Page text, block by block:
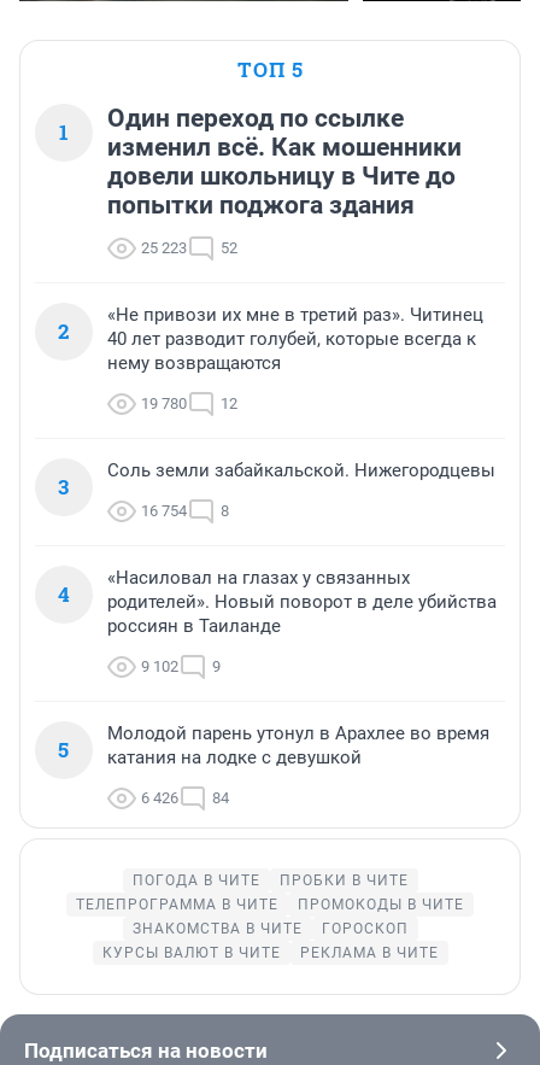
ТОП 5
1
Один переход по ссылке
изменил всё. Как мошенники
довели школьницу в Чите до
попытки поджога здания
25 223 52
2
«Не привози их мне в третий раз». Читинец
40 лет разводит голубей, которые всегда к
нему возвращаются
19 780 12
3
Соль земли забайкальской. Нижегородцевы
16 754 8
4
«Насиловал на глазах у связанных
родителей». Новый поворот в деле убийства
россиян в Таиланде
9 102 9
5
Молодой парень утонул в Арахлее во время
катания на лодке с девушкой
6 426 84
ПОГОДА В ЧИТЕ
ПРОБКИ В ЧИТЕ
ТЕЛЕПРОГРАММА В ЧИТЕ
ПРОМОКОДЫ В ЧИТЕ
ЗНАКОМСТВА В ЧИТЕ
ГОРОСКОП
КУРСЫ ВАЛЮТ В ЧИТЕ
РЕКЛАМА В ЧИТЕ
Подписаться на новости